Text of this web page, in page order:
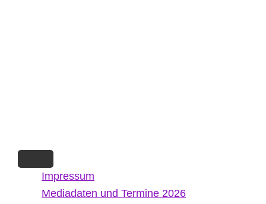
Impressum
Mediadaten und Termine 2026